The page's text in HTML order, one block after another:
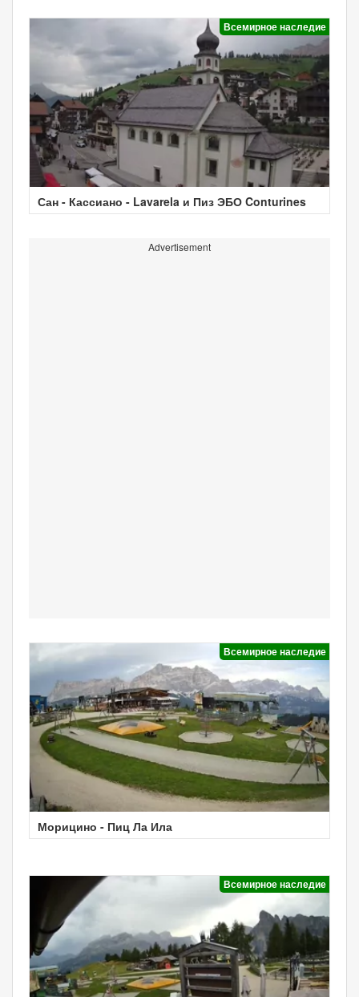
Всемирное наследие
Сан - Кассиано - Lavarela и Пиз ЭБО Conturines
Advertisement
Всемирное наследие
Морицино - Пиц Ла Ила
Всемирное наследие